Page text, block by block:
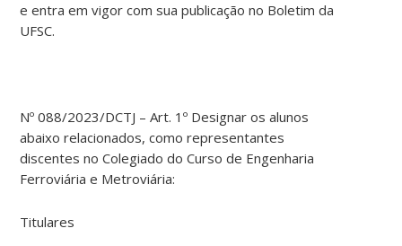
e entra em vigor com sua publicação no Boletim da
UFSC.
Nº 088/2023/DCTJ – Art. 1º Designar os alunos
abaixo relacionados, como representantes
discentes no Colegiado do Curso de Engenharia
Ferroviária e Metroviária:
Titulares